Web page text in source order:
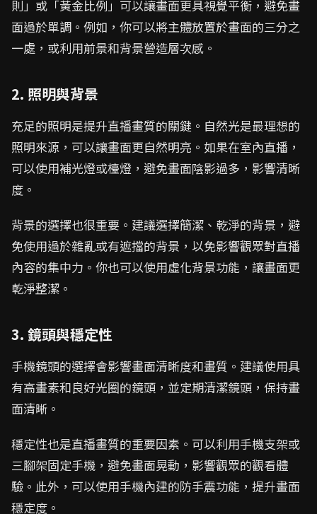
則」或「黃金比例」可以讓畫面更具視覺平衡，避免畫
面過於單調。例如，你可以將主體放置於畫面的三分之
一處，或利用前景和背景營造層次感。
2. 照明與背景
充足的照明是提升直播畫質的關鍵。自然光是最理想的
照明來源，可以讓畫面更自然明亮。如果在室內直播，
可以使用補光燈或檯燈，避免畫面陰影過多，影響清晰
度。
背景的選擇也很重要。建議選擇簡潔、乾淨的背景，避
免使用過於雜亂或有遮擋的背景，以免影響觀眾對直播
內容的集中力。你也可以使用虛化背景功能，讓畫面更
乾淨整潔。
3. 鏡頭與穩定性
手機鏡頭的選擇會影響畫面清晰度和畫質。建議使用具
有高畫素和良好光圈的鏡頭，並定期清潔鏡頭，保持畫
面清晰。
穩定性也是直播畫質的重要因素。可以利用手機支架或
三腳架固定手機，避免畫面晃動，影響觀眾的觀看體
驗。此外，可以使用手機內建的防手震功能，提升畫面
穩定度。